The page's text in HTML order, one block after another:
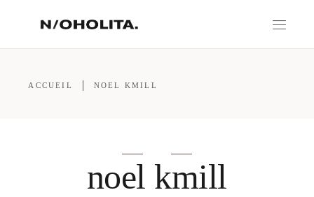
ACCUEIL NOEL KMILL
noel kmill